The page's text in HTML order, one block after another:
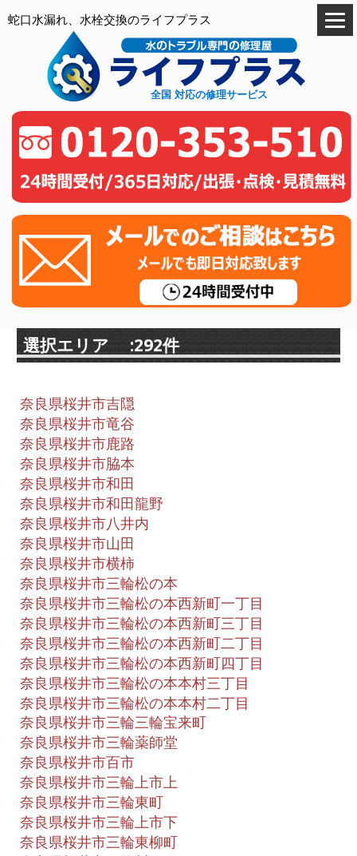
蛇口水漏れ、水栓交換のライフプラス
全国 対応の修理サービス
選択エリア :292件
奈良県桜井市吉隠
奈良県桜井市竜谷
奈良県桜井市鹿路
奈良県桜井市脇本
奈良県桜井市和田
奈良県桜井市和田龍野
奈良県桜井市八井内
奈良県桜井市山田
奈良県桜井市横柿
奈良県桜井市三輪松の本
奈良県桜井市三輪松の本西新町一丁目
奈良県桜井市三輪松の本西新町三丁目
奈良県桜井市三輪松の本西新町二丁目
奈良県桜井市三輪松の本西新町四丁目
奈良県桜井市三輪松の本本村三丁目
奈良県桜井市三輪松の本本村二丁目
奈良県桜井市三輪三輪宝来町
奈良県桜井市三輪薬師堂
奈良県桜井市百市
奈良県桜井市三輪上市上
奈良県桜井市三輪東町
奈良県桜井市三輪上市下
奈良県桜井市三輪東柳町